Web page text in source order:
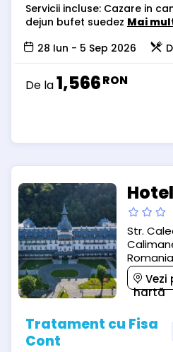
Servicii incluse: Cazare in
dejun bufet suedez Mai
28 Iun - 5 Sep 2026
De la1,566RON
Str.
Romania
Vezi
hartă
Tratament cu Fisa
Cont